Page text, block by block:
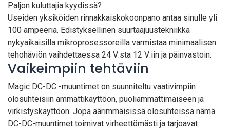
Paljon kuluttajia kyydissä?
Useiden yksiköiden rinnakkaiskokoonpano antaa sinulle yli
100 ampeeria. Edistyksellinen suurtaajuustekniikka
nykyaikaisilla mikroprosessoreilla varmistaa minimaalisen
tehohäviön vaihdettaessa 24 V:sta 12 V:iin ja päinvastoin.
Vaikeimpiin tehtäviin
Magic DC-DC -muuntimet on suunniteltu vaativimpiin
olosuhteisiin ammattikäyttöön, puoliammattimaiseen ja
virkistyskäyttöön. Jopa äärimmäisissä olosuhteissa nämä
DC-DC-muuntimet toimivat virheettömästi ja tarjoavat